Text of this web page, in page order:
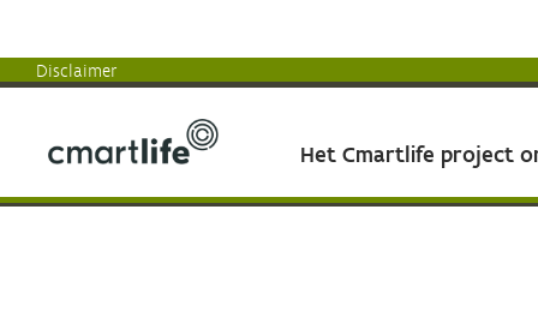
Disclaimer
Het Cmartlife project